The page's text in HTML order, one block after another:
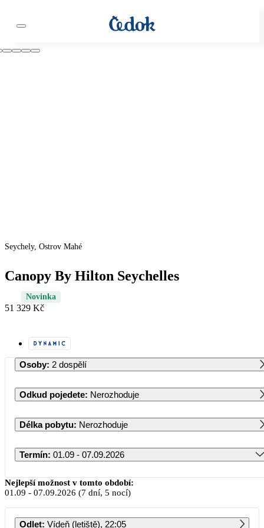
Seychely, Ostrov Mahé
Canopy By Hilton Seychelles
Novinka
51 329 Kč
Osoby: 2 dospělí
Odkud pojedete: Nerozhoduje
Délka pobytu: Nerozhoduje
Termín: 01.09 - 07.09.2026
Září 2026
PO ÚT ST ČT PÁ SO NE
Nejlepší možnost v tomto období:
01.09 - 07.09.2026 (7 dní, 5 nocí)
Odlet: Vídeň (letiště), 22:05